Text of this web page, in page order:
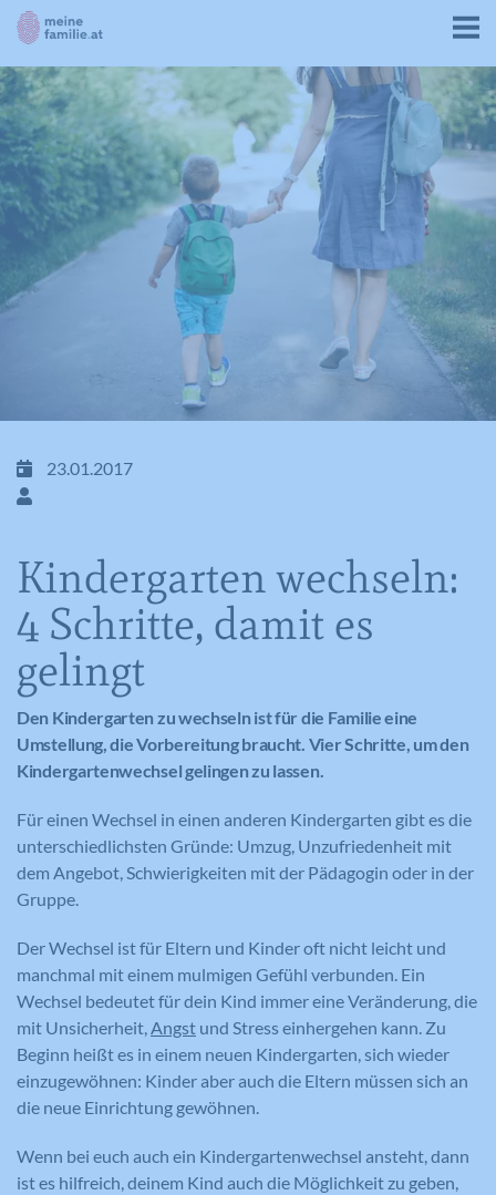
23.01.2017
Kindergarten wechseln:
4 Schritte, damit es
gelingt
Den Kindergarten zu wechseln ist für die Familie eine
Umstellung, die Vorbereitung braucht. Vier Schritte, um den
Kindergartenwechsel gelingen zu lassen.
Für einen Wechsel in einen anderen Kindergarten gibt es die
unterschiedlichsten Gründe: Umzug, Unzufriedenheit mit
dem Angebot, Schwierigkeiten mit der Pädagogin oder in der
Gruppe.
Der Wechsel ist für Eltern und Kinder oft nicht leicht und
manchmal mit einem mulmigen Gefühl verbunden. Ein
Wechsel bedeutet für dein Kind immer eine Veränderung, die
mit Unsicherheit,Angst und Stress einhergehen kann. Zu
Beginn heißt es in einem neuen Kindergarten, sich wieder
einzugewöhnen: Kinder aber auch die Eltern müssen sich an
die neue Einrichtung gewöhnen.
Wenn bei euch auch ein Kindergartenwechsel ansteht, dann
ist es hilfreich, deinem Kind auch die Möglichkeit zu geben,